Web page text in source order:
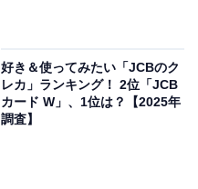
好き＆使ってみたい「JCBのク
レカ」ランキング！ 2位「JCB
カード W」、1位は？【2025年
調査】